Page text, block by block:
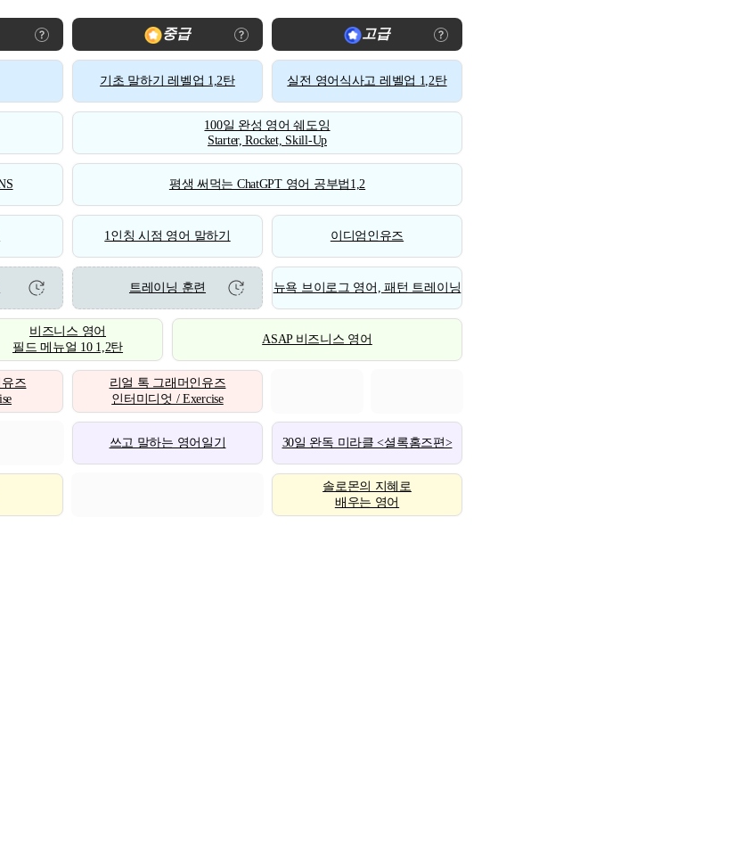
중급 고급
기초 말하기 레벨업 1,2탄 실전 영어식사고 레벨업 1,2탄
100일 완성 영어 쉐도잉
Starter, Rocket, Skill-Up
평생 써먹는 ChatGPT 영어 공부법1,2
1인칭 시점 영어 말하기 이디엄인유즈
트레이닝 훈련 뉴욕 브이로그 영어, 패턴 트레이닝
비즈니스 영어
필드 메뉴얼 10 1,2탄
ASAP 비즈니스 영어
즈
리얼 톡 그래머인유즈
인터미디엇 / Exercise
쓰고 말하는 영어일기 30일 완독 미라클 <셜록홈즈편>
솔로몬의 지혜로
배우는 영어